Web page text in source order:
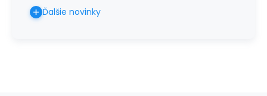
Ďalšie novinky